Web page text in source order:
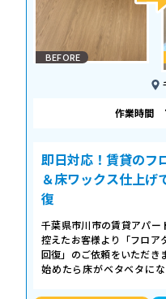
BEFORE
作業時間
即日対応！賃貸のフ
＆床ワックス仕上げ
復
千葉県市川市の賃貸アパー
控えたお客様より「フロア
回復」のご依頼をいただき
始めたら床がベタベタに